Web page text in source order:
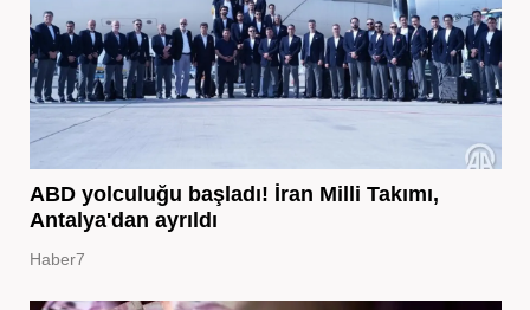
ABD yolculuğu başladı! İran Milli Takımı,
Antalya'dan ayrıldı
Haber7